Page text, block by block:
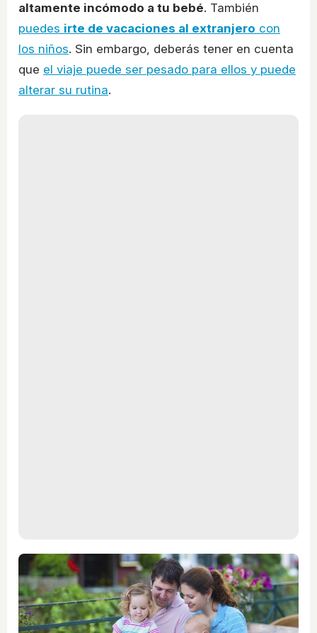
altamente incómodo a tu bebé. También
puedes irte de vacaciones al extranjero con
los niños. Sin embargo, deberás tener en cuenta
que el viaje puede ser pesado para ellos y puede
alterar su rutina.